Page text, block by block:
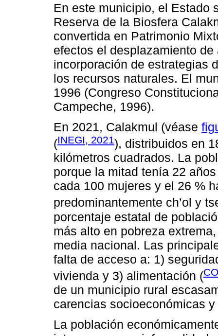
En este municipio, el Estado
Reserva de la Biosfera
convertida en Patrimonio
efectos el desplazamiento
incorporación de estrategias
los recursos naturales. El
1996 (Congreso
Campeche, 1996).
En 2021, Calakmul (véase
(INEGI, 2021), distribuidos en
kilómetros cuadrados. La
porque la mitad tenía 22
cada 100 mujeres y el 26 %
predominantemente ch’ol y
porcentaje estatal de
más alto en pobreza
media nacional. Las
falta de acceso a: 1)
vivienda y 3) alimentación (
de un municipio rural
carencias socioeconómicas
La población